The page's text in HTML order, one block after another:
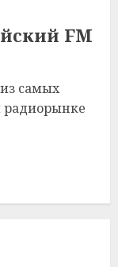
FM
самых
радиорынке